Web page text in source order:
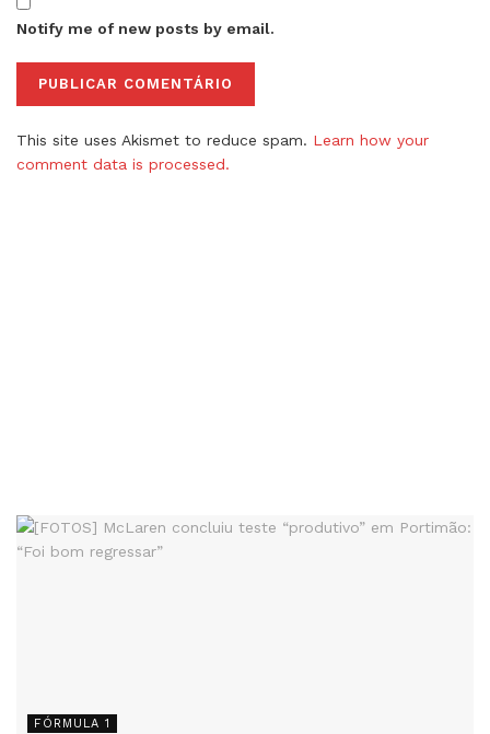
Notify me of new posts by email.
This site uses Akismet to reduce spam. Learn how your
comment data is processed.
FÓRMULA 1